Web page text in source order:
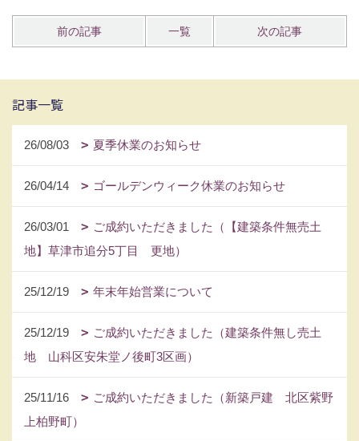
前の記事 一覧 次の記事
記事一覧
26/08/03 夏季休業のお知らせ
26/04/14 ゴールデンウィーク休業のお知らせ
26/03/01
ご成約いただきました（【建築条件無売土
地】草津市追分5丁目 更地）
25/12/19 年末年始営業について
25/12/19
ご成約いただきました（建築条件無し売土
地 山科区安朱堂ノ後町3区画）
25/11/16
ご成約いただきました（新築戸建 北区紫野
上柏野町）